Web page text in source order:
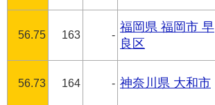
56.75 163 -
福岡県 福岡市 早
良区
56.73 164 - 神奈川県 大和市